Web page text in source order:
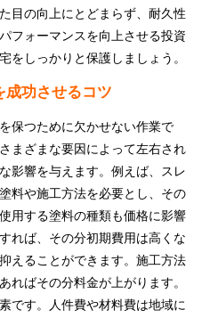
目の向上にとどまらず、耐久性
フォーマンスを向上させる投資
をしっかりと保護しましょう。
成功させるコツ
保つために欠かせない作業で
まざまな要因によって左右され
影響を与えます。例えば、スレ
料や施工方法を必要とし、その
用する塗料の種類も価格に影響
れば、その分初期費用は高くな
えることができます。施工方法
ればその分料金が上がります。
です。人件費や材料費は地域に